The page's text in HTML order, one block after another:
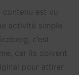
contenu est vu
activité simple
c’est
car ils doivent
pour attirer